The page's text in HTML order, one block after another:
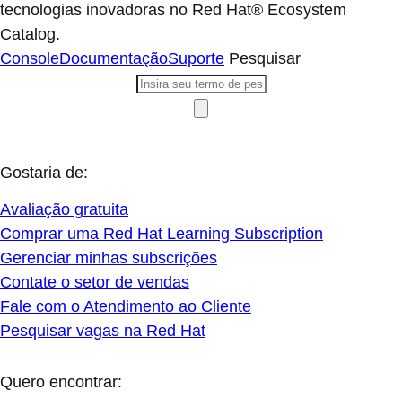
tecnologias inovadoras no Red Hat® Ecosystem
Catalog.
ConsoleDocumentaçãoSuporte Pesquisar
Gostaria de:
Avaliação gratuita
Comprar uma Red Hat Learning Subscription
Gerenciar minhas subscrições
Contate o setor de vendas
Fale com o Atendimento ao Cliente
Pesquisar vagas na Red Hat
Quero encontrar: